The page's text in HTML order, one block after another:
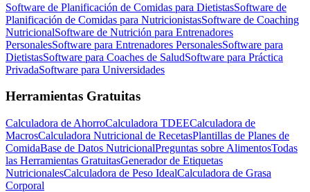
Software de Planificación de Comidas para DietistasSoftware de
Planificación de Comidas para NutricionistasSoftware de Coaching
NutricionalSoftware de Nutrición para Entrenadores
PersonalesSoftware para Entrenadores PersonalesSoftware para
DietistasSoftware para Coaches de SaludSoftware para Práctica
PrivadaSoftware para Universidades
Herramientas Gratuitas
Calculadora de AhorroCalculadora TDEECalculadora de
MacrosCalculadora Nutricional de RecetasPlantillas de Planes de
ComidaBase de Datos NutricionalPreguntas sobre AlimentosTodas
las Herramientas GratuitasGenerador de Etiquetas
NutricionalesCalculadora de Peso IdealCalculadora de Grasa
Corporal